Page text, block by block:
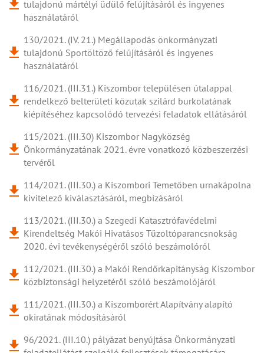
tulajdonú mártélyi üdülő felújításáról és ingyenes
használatáról
130/2021. (IV. 21.) Megállapodás önkormányzati
tulajdonú Sportöltöző felújításáról és ingyenes
használatáról
116/2021. (III.31.) Kiszombor településen útalappal
rendelkező belterületi közutak szilárd burkolatának
kiépítéséhez kapcsolódó tervezési feladatok ellátásáról
115/2021. (III.30) Kiszombor Nagyközség
Önkormányzatának 2021. évre vonatkozó közbeszerzési
tervéről
114/2021. (III.30.) a Kiszombori Temetőben urnakápolna
kivitelező kiválasztásáról, megbízásáról
113/2021. (III.30.) a Szegedi Katasztrófavédelmi
Kirendeltség Makói Hivatásos Tűzoltóparancsnokság
2020. évi tevékenységéről szóló beszámolóról
112/2021. (III.30.) a Makói Rendőrkapitányság Kiszombor
közbiztonsági helyzetéről szóló beszámolójáról
111/2021. (III.30.) a Kiszomborért Alapítvány alapító
okiratának módosításáról
96/2021. (III.10.) pályázat benyújtása Önkormányzati